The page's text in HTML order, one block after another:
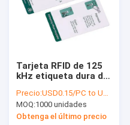
Tarjeta RFID de 125
kHz etiqueta dura de
Precio:USD0.15/PC to USD0.5/PC
MOQ:1000 unidades
Obtenga el último precio